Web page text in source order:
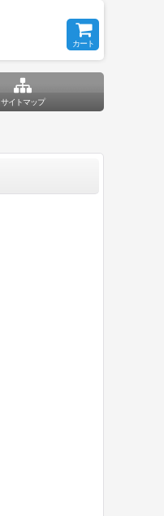
カート
サイトマップ